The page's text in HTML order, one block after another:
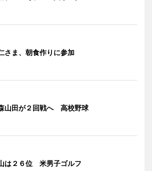
さま、朝食作りに参加
山田が２回戦へ 高校野球
は２６位 米男子ゴルフ